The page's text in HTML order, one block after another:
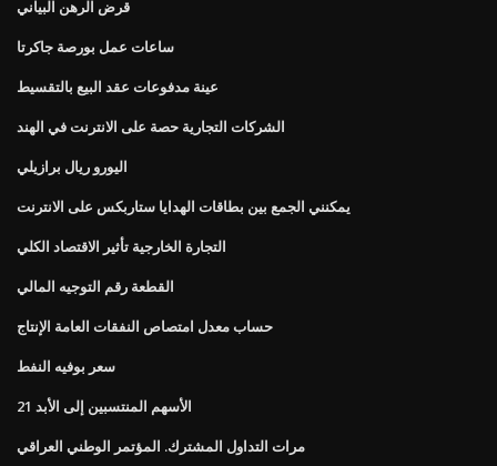
قرض الرهن البياني
ساعات عمل بورصة جاكرتا
عينة مدفوعات عقد البيع بالتقسيط
الشركات التجارية حصة على الانترنت في الهند
اليورو ريال برازيلي
يمكنني الجمع بين بطاقات الهدايا ستاربكس على الانترنت
التجارة الخارجية تأثير الاقتصاد الكلي
القطعة رقم التوجيه المالي
حساب معدل امتصاص النفقات العامة الإنتاج
سعر بوفيه النفط
الأسهم المنتسبين إلى الأبد 21
مرات التداول المشترك. المؤتمر الوطني العراقي